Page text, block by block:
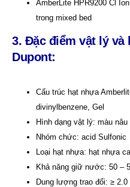
AmberLite HPR9200 Cl
trong mixed bed
3. Đặc điểm vật lý và
Dupont:
Cấu trúc hạt nhựa
divinylbenzene, Gel
Hình dạng vật lý: màu
Nhóm chức: acid Sulfonic
Loại hạt nhựa: hạt nhựa
Khả năng giữ nước: 50 –
Dung lượng trao đổi: ≥ 2.0